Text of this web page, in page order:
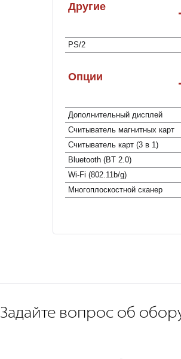
Другие
PS/2
Опции
Дополнительный дисплей
Cчитыватель магнитных карт
Считыватель карт (3 в 1)
Bluetooth (BT 2.0)
Wi-Fi (802.11b/g)
Многоплоcкостной сканер
Задайте вопрос об